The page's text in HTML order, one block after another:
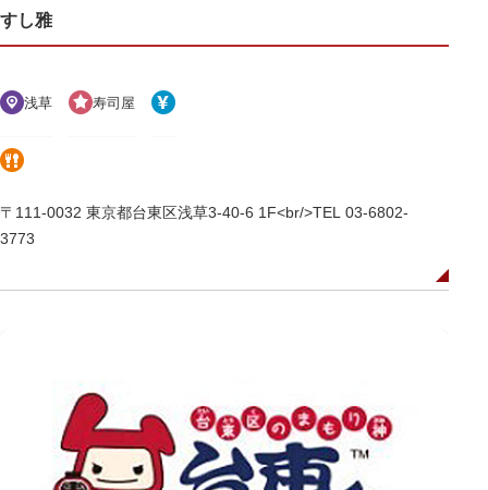
すし雅
浅草 寿司屋
〒111-0032 東京都台東区浅草3-40-6 1F<br/>TEL 03-6802-
3773